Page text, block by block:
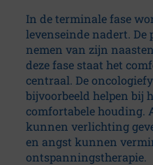
In de terminale fase
levenseinde nadert. De
nemen van zijn
deze fase staat het
centraal. De
bijvoorbeeld helpen bij
comfortabele houding.
kunnen verlichting
en angst kunnen
ontspanningstherapie.